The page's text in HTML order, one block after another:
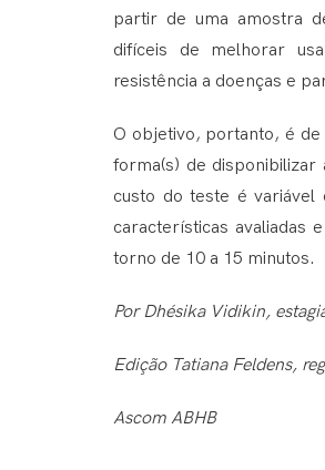
partir de uma amostra
difíceis de melhorar
resistência a doenças e
O objetivo, portanto, é de
forma(s) de
custo do teste é variável
características avaliadas
torno de 10 a 15 minutos.
Por Dhésika Vidikin,
Edição Tatiana Feldens,
Ascom ABHB